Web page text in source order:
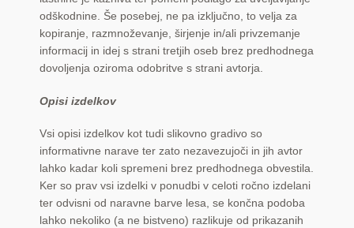
odškodnine. Še posebej, ne pa izključno, to velja za
kopiranje, razmnoževanje, širjenje in/ali privzemanje
informacij in idej s strani tretjih oseb brez predhodnega
dovoljenja oziroma odobritve s strani avtorja.
Opisi izdelkov
Vsi opisi izdelkov kot tudi slikovno gradivo so
informativne narave ter zato nezavezujoči in jih avtor
lahko kadar koli spremeni brez predhodnega obvestila.
Ker so prav vsi izdelki v ponudbi v celoti ročno izdelani
ter odvisni od naravne barve lesa, se končna podoba
lahko nekoliko (a ne bistveno) razlikuje od prikazanih